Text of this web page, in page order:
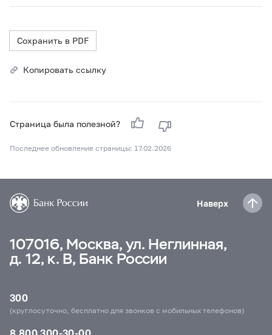
Сохранить в PDF
Копировать ссылку
Страница была полезной?
Последнее обновление страницы: 17.02.2026
Наверх
107016, Москва, ул. Неглинная,
д. 12, к. В, Банк России
300
(круглосуточно, бесплатно для звонков с мобильных телефонов)